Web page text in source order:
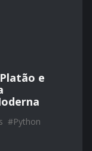
e
#Python